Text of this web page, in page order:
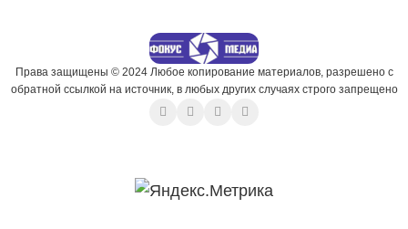
Права защищены © 2024 Любое копирование материалов, разрешено с
обратной ссылкой на источник, в любых других случаях строго запрещено